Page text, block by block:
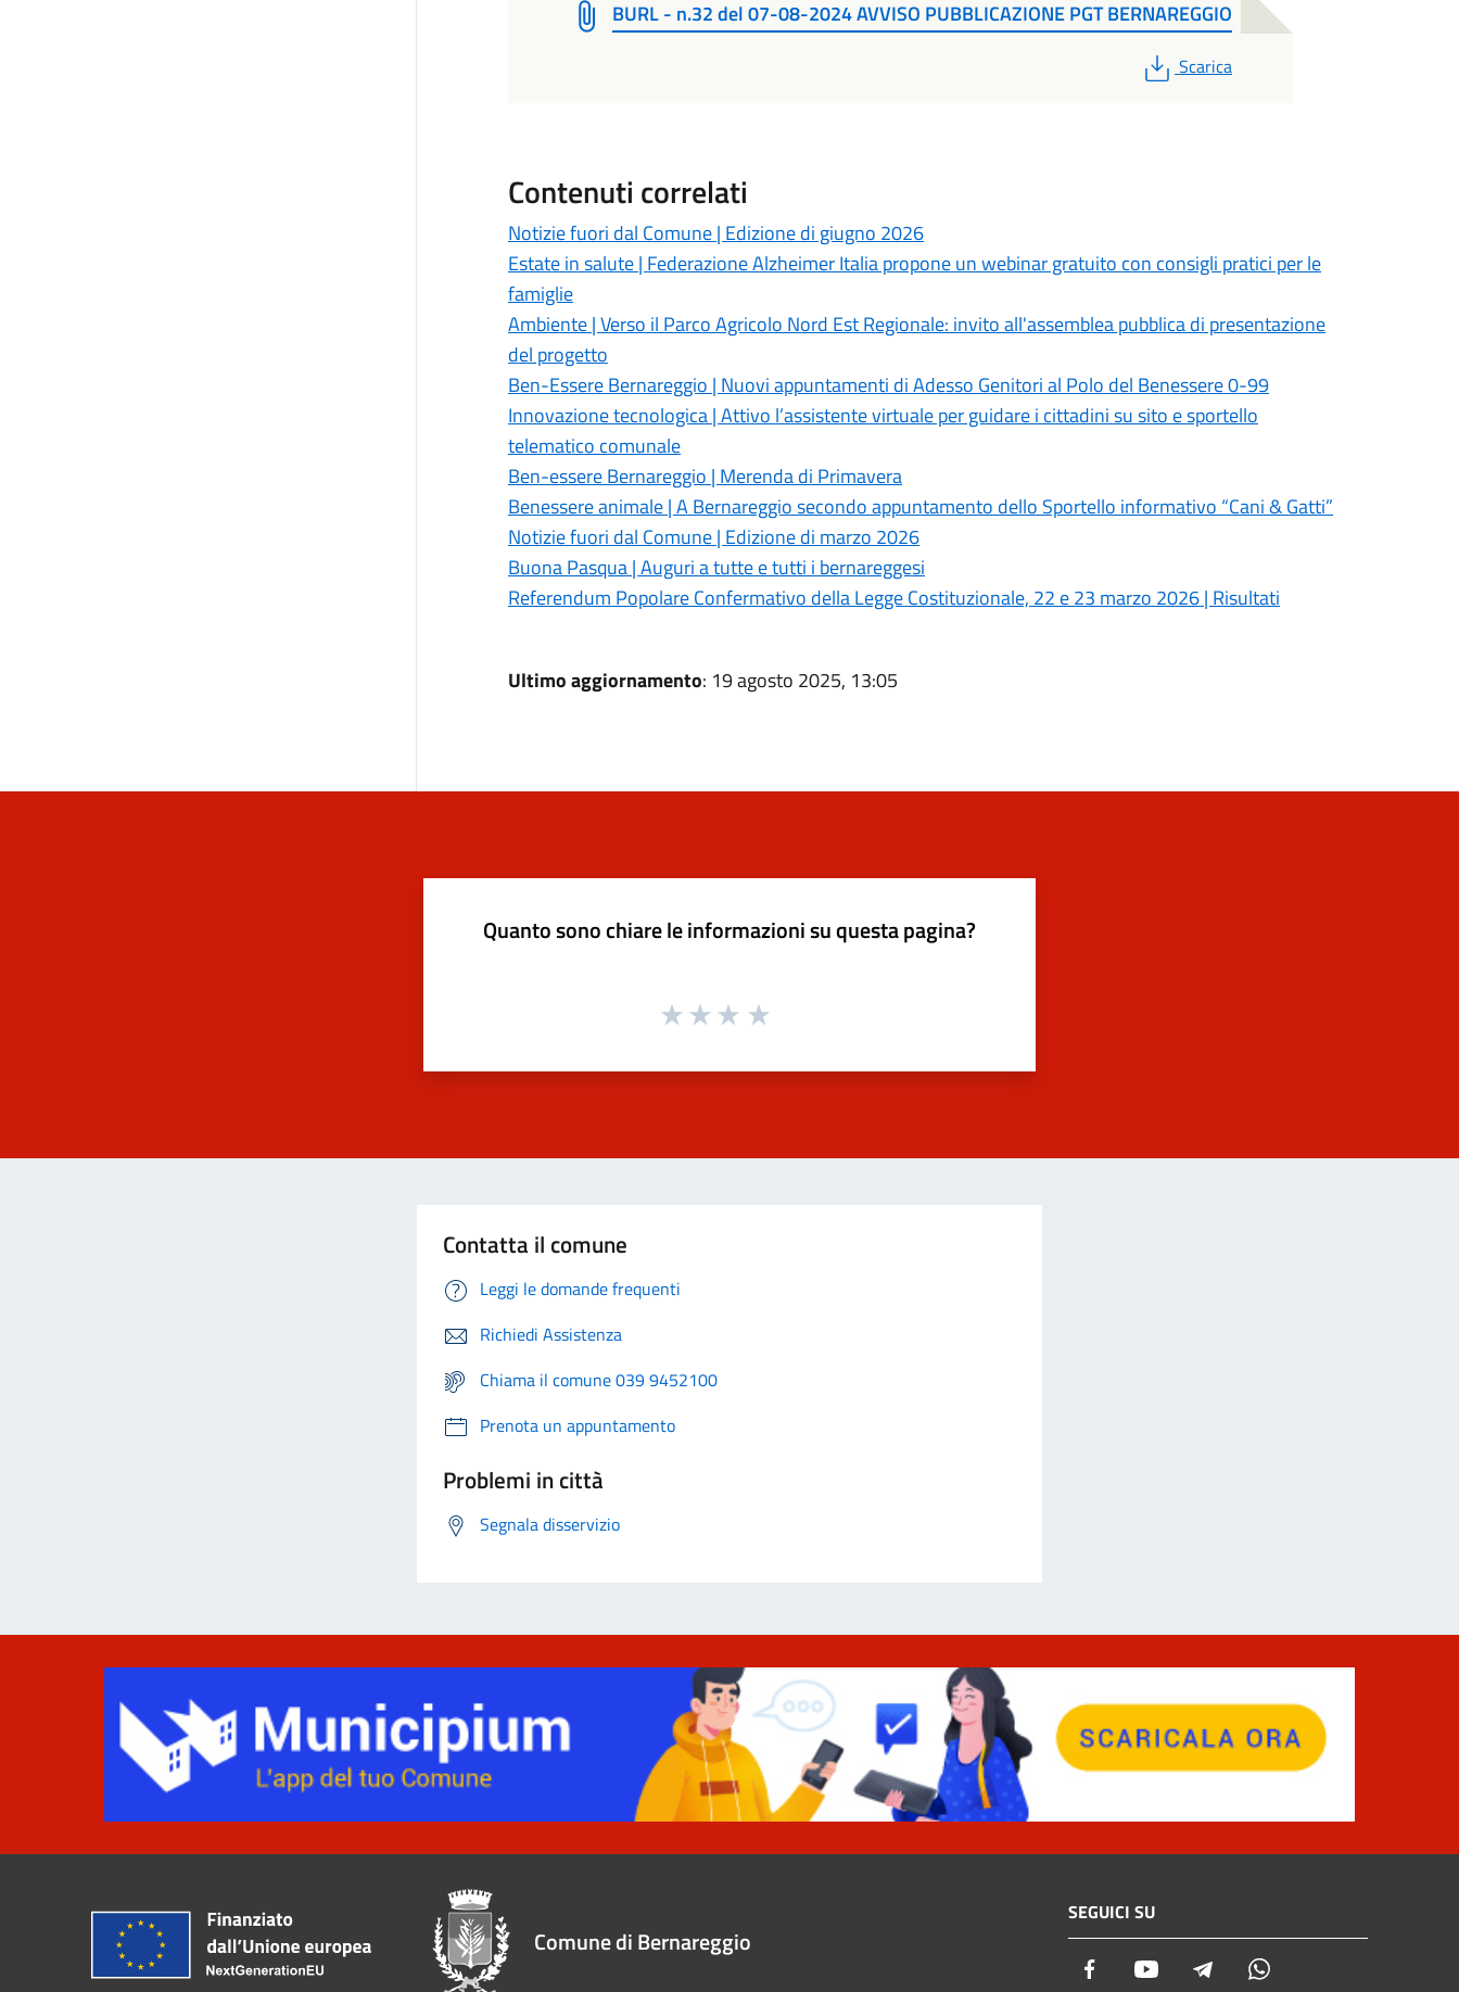
BURL - n.32 del 07-08-2024 AVVISO PUBBLICAZIONE PGT BERNAREGGIO
PDF
Scarica
Contenuti correlati
Notizie fuori dal Comune | Edizione di giugno 2026
Estate in salute | Federazione Alzheimer Italia propone un webinar gratuito con consigli pratici per le
famiglie
Ambiente | Verso il Parco Agricolo Nord Est Regionale: invito all'assemblea pubblica di presentazione
del progetto
Ben-Essere Bernareggio | Nuovi appuntamenti di Adesso Genitori al Polo del Benessere 0-99
Innovazione tecnologica | Attivo l’assistente virtuale per guidare i cittadini su sito e sportello
telematico comunale
Ben-essere Bernareggio | Merenda di Primavera
Benessere animale | A Bernareggio secondo appuntamento dello Sportello informativo “Cani & Gatti”
Notizie fuori dal Comune | Edizione di marzo 2026
Buona Pasqua | Auguri a tutte e tutti i bernareggesi
Referendum Popolare Confermativo della Legge Costituzionale, 22 e 23 marzo 2026 | Risultati
Ultimo aggiornamento: 19 agosto 2025, 13:05
Quanto sono chiare le informazioni su questa pagina?
Contatta il comune
Leggi le domande frequenti
Richiedi Assistenza
Chiama il comune 039 9452100
Prenota un appuntamento
Problemi in città
Segnala disservizio
Comune di Bernareggio
SEGUICI SU
Facebook Youtube Telegram